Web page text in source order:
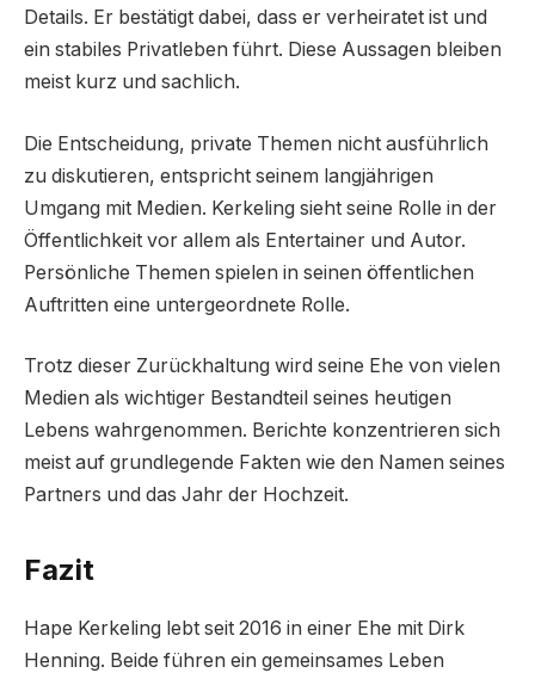
Details. Er bestätigt dabei, dass er verheiratet ist und
ein stabiles Privatleben führt. Diese Aussagen bleiben
meist kurz und sachlich.
Die Entscheidung, private Themen nicht ausführlich
zu diskutieren, entspricht seinem langjährigen
Umgang mit Medien. Kerkeling sieht seine Rolle in der
Öffentlichkeit vor allem als Entertainer und Autor.
Persönliche Themen spielen in seinen öffentlichen
Auftritten eine untergeordnete Rolle.
Trotz dieser Zurückhaltung wird seine Ehe von vielen
Medien als wichtiger Bestandteil seines heutigen
Lebens wahrgenommen. Berichte konzentrieren sich
meist auf grundlegende Fakten wie den Namen seines
Partners und das Jahr der Hochzeit.
Fazit
Hape Kerkeling lebt seit 2016 in einer Ehe mit Dirk
Henning. Beide führen ein gemeinsames Leben